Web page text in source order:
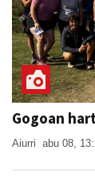
Gogoan
Aiurri abu 08,